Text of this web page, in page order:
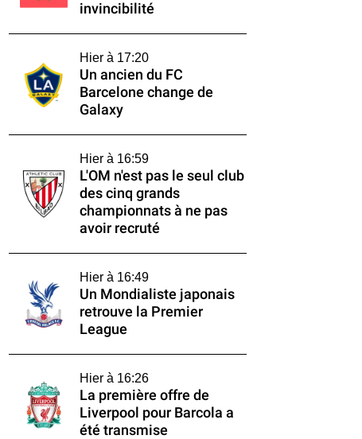
invincibilité
Hier à 17:20
Un ancien du FC
Barcelone change de
Galaxy
Hier à 16:59
L'OM n'est pas le seul club
des cinq grands
championnats à ne pas
avoir recruté
Hier à 16:49
Un Mondialiste japonais
retrouve la Premier
League
Hier à 16:26
La première offre de
Liverpool pour Barcola a
été transmise